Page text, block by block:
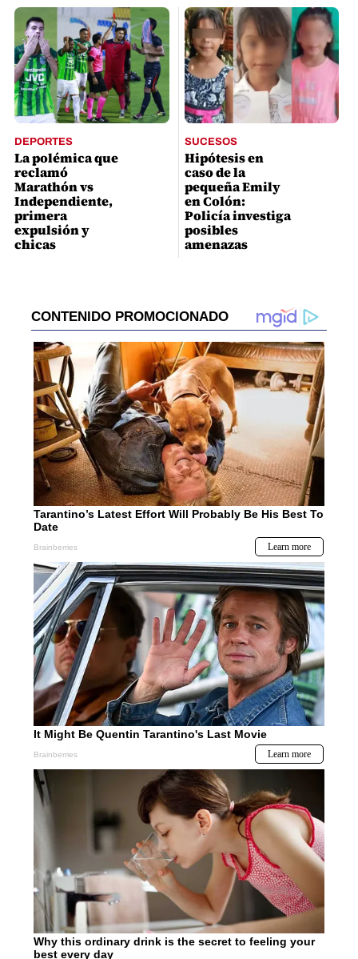
DEPORTES
La polémica que
reclamó
Marathón vs
Independiente,
primera
expulsión y
chicas
SUCESOS
Hipótesis en
caso de la
pequeña Emily
en Colón:
Policía investiga
posibles
amenazas